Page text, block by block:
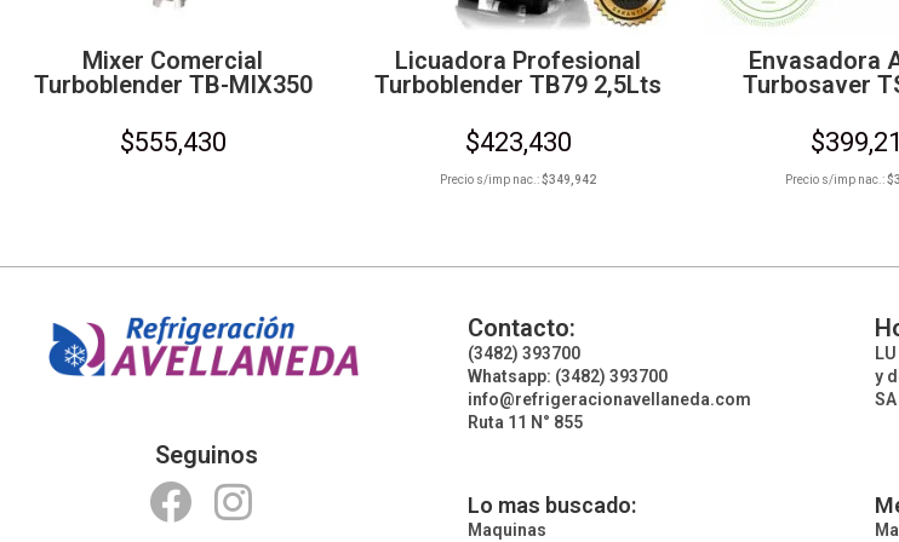
Mixer Comercial
Turboblender TB-MIX350
$555,430
Licuadora Profesional
Turboblender TB79 2,5Lts
$423,430
Precio s/imp nac.:$349,942
Envasadora
Turbosaver
$
Precio s/imp nac.:$
Seguinos
Contacto:
(3482) 393700
Whatsapp: (3482) 393700
info@refrigeracionavellaneda.com
Ruta 11 N° 855
Lo mas buscado:
Maquinas
y